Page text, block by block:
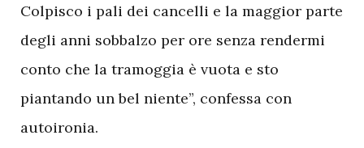
Colpisco i pali dei cancelli e la maggior parte
degli anni sobbalzo per ore senza rendermi
conto che la tramoggia è vuota e sto
piantando un bel niente”, confessa con
autoironia.